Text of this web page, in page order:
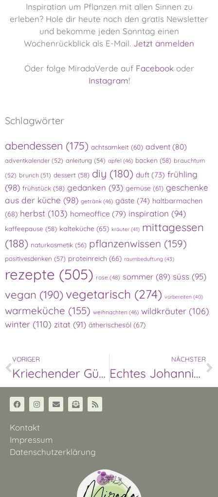
Inspiration um Pflanzen mit allen Sinnen zu
erleben? Hole dir heute noch den gratis Newsletter
und bekomme jeden Sonntag einen
Wochenrückblick als E-Mail. Jetzt anmelden
Oder folge MiradaVerde auf Facebook oder
Instagram!
Schlagwörter
abendessen (175) achtsamkeit (60) advent (80)
adventkalender(52) anleitung (54) apfel (46) backen (58) brauchtum
(52) brunch(51) dessert (58) diy (180) duft (73) frühling
(98) frühstück (58) gedanken (93) gemüse (61) geschenke
aus der küche (98) getränk (46) gäste (74) haltbarmachen
(68) herbst (103) homeoffice (79) inspiration (94)
kaffeepause (58) kalteküche (65) kräuter (41) mittagessen
(188) naturkosmetik (56) pflanzenwissen (159)
positivesdenken (57) proteinreich (66) raumbeduftung (43)
rezepte (505) rose (48) sommer (89) süss (95)
vegan (190) vegetarisch (274) vorbereiten (40)
warmeküche (155) weihnachten (46) wildkräuter (106)
winter (110) zitat (91) ätherischesöl (67)
VORIGER
Kriechender Günsel
NÄCHSTER
Echtes Johanniskraut
Kontakt
Impressum
Datenschutzerklärung